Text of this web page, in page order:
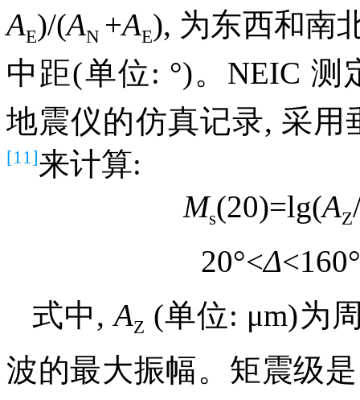
AE)/(AN +AE), 为东西和南
中距(单位: °)。NEIC
地震仪的仿真记录, 采
[11]来计算:
Ms(20)=lg(AZ
20°<Δ
式中,AZ (单位: μm)为
波的最大振幅。矩震级